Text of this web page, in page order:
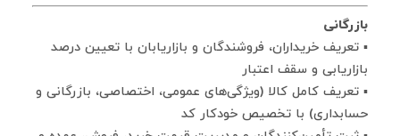
بازرگانی
▪ تعریف خریداران، فروشندگان و بازاریابان با تعیین درصد
بازاریابی و سقف اعتبار
▪ تعریف کامل کالا (ویژگی‌های عمومی، اختصاصی، بازرگانی و
حسابداری) با تخصیص خودکار کد